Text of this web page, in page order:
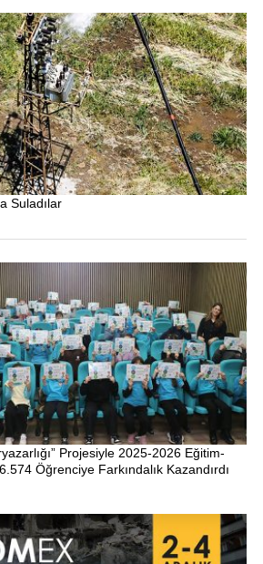
Suladılar
Projesiyle 2025-2026 Eğitim-
Öğrenciye Farkındalık Kazandırdı